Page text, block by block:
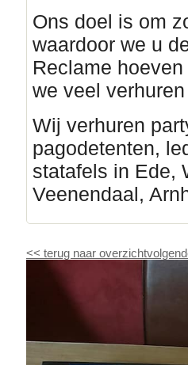
Ons doel is om
waardoor we u
Reclame
we veel
Wij verhuren
pagodetenten,
statafels in Ede,
Veenendaal,
<< terug naar overzicht